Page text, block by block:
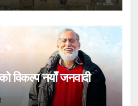
विकल्प नयाँ जनवादी